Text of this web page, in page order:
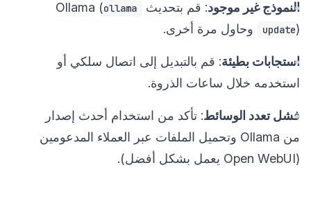
النموذج غير موجود: قم بتحديث Ollama (
ollama
update) وحاول مرة أخرى.
استجابات بطيئة: قم بالتبديل إلى اتصال سلكي أو
استخدمه خلال ساعات الذروة.
فشل تعدد الوسائط: تأكد من استخدام أحدث إصدار
من Ollama وتحميل الملفات عبر العملاء المدعومين
(Open WebUI يعمل بشكل أفضل).